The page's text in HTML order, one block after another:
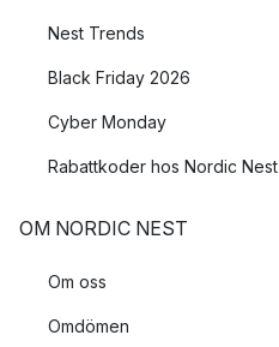
Nest Trends
Black Friday 2026
Cyber Monday
Rabattkoder hos Nordic Nest
OM NORDIC NEST
Om oss
Omdömen